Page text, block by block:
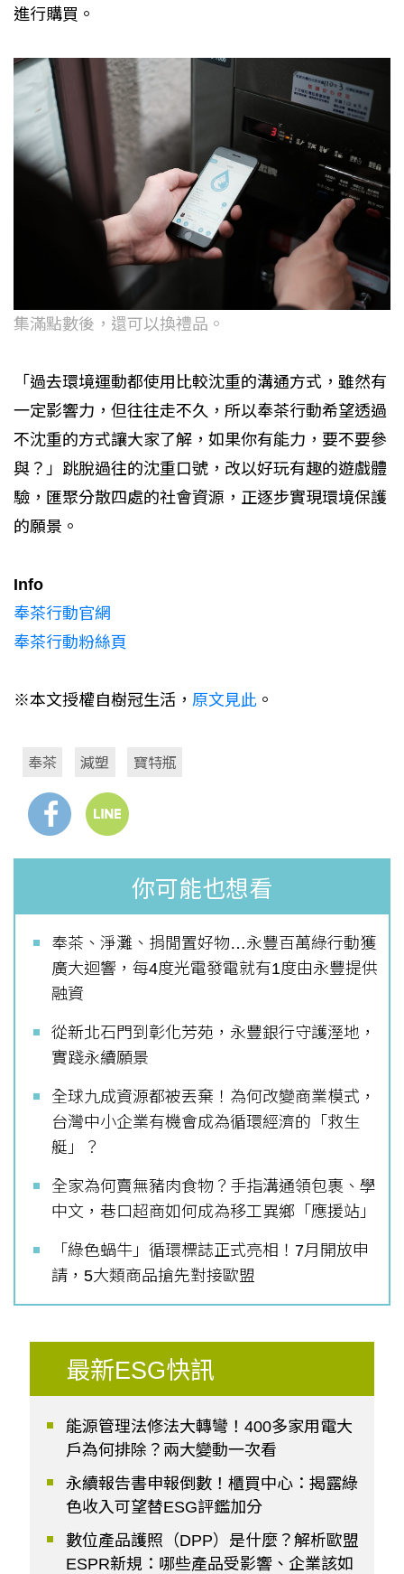
進行購買。
集滿點數後，還可以換禮品。
「過去環境運動都使用比較沈重的溝通方式，雖然有
一定影響力，但往往走不久，所以奉茶行動希望透過
不沈重的方式讓大家了解，如果你有能力，要不要參
與？」跳脫過往的沈重口號，改以好玩有趣的遊戲體
驗，匯聚分散四處的社會資源，正逐步實現環境保護
的願景。
Info
奉茶行動官網
奉茶行動粉絲頁
※本文授權自樹冠生活， 原文見此 。
奉茶 減塑 寶特瓶
你可能也想看
奉茶、淨灘、捐閒置好物…永豐百萬綠行動獲
廣大迴響，每4度光電發電就有1度由永豐提供
融資
從新北石門到彰化芳苑，永豐銀行守護溼地，
實踐永續願景
全球九成資源都被丟棄！為何改變商業模式，
台灣中小企業有機會成為循環經濟的「救生
艇」？
全家為何賣無豬肉食物？手指溝通領包裹、學
中文，巷口超商如何成為移工異鄉「應援站」
「綠色蝸牛」循環標誌正式亮相！7月開放申
請，5大類商品搶先對接歐盟
最新ESG快訊
能源管理法修法大轉彎！400多家用電大
戶為何排除？兩大變動一次看
永續報告書申報倒數！櫃買中心：揭露綠
色收入可望替ESG評鑑加分
數位產品護照（DPP）是什麼？解析歐盟
ESPR新規：哪些產品受影響、企業該如